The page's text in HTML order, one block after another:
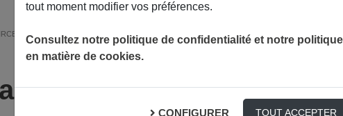
ACTUALITÉ INDISPENSABLE L’EAU DE JAVEL ?
de javel ?
tout moment modifier vos préférences.
Consultez notre politique de confidentialité et notre politique
en matière de cookies.
CONFIGURER TOUT ACCEPTER